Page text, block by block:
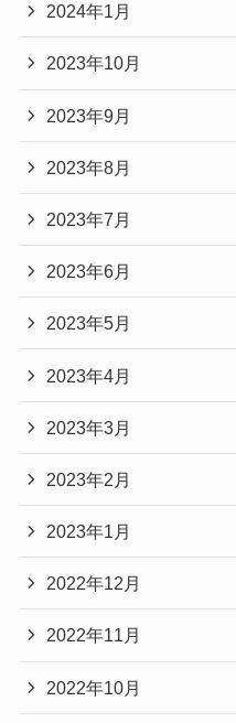
2024年1月
2023年10月
2023年9月
2023年8月
2023年7月
2023年6月
2023年5月
2023年4月
2023年3月
2023年2月
2023年1月
2022年12月
2022年11月
2022年10月